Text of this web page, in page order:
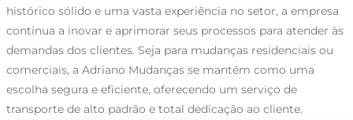
histórico sólido e uma vasta experiência no setor, a empresa
continua a inovar e aprimorar seus processos para atender às
demandas dos clientes. Seja para mudanças residenciais ou
comerciais, a Adriano Mudanças se mantém como uma
escolha segura e eficiente, oferecendo um serviço de
transporte de alto padrão e total dedicação ao cliente.